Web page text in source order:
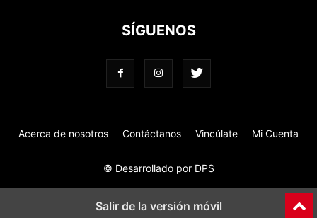
SÍGUENOS
Acerca de nosotros Contáctanos Vincúlate Mi Cuenta
© Desarrollado por DPS
Salir de la versión móvil